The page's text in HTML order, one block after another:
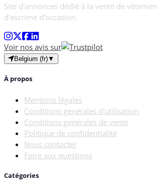
Site d'annonces dédié à la vente de
d'escrime d'occasion.
Voir nos avis sur
Belgium (fr)▼
À propos
Mentions légales
Conditions générales d'utilisation
Conditions générales de vente
Politique de confidentialité
Nous contacter
Foire aux questions
Catégories